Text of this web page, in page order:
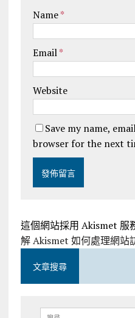
Name*
Email*
Website
Save my name,
browser for the next
這個網站採用 Akismet 服
解 Akismet 如何處理網站
文章搜尋